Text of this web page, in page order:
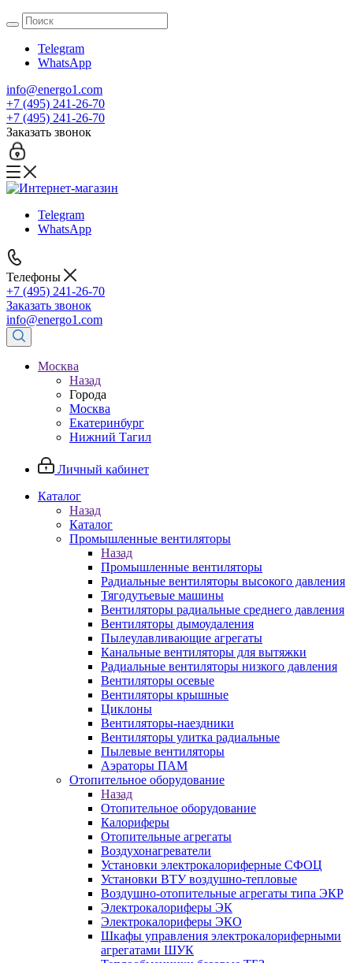
Telegram
WhatsApp
info@energo1.com
+7 (495) 241-26-70
+7 (495) 241-26-70
Заказать звонок
Telegram
WhatsApp
Телефоны
+7 (495) 241-26-70
Заказать звонок
info@energo1.com
Москва
Назад
Города
Москва
Екатеринбург
Нижний Тагил
Личный кабинет
Каталог
Назад
Каталог
Промышленные вентиляторы
Назад
Промышленные вентиляторы
Радиальные вентиляторы высокого давления
Тягодутьевые машины
Вентиляторы радиальные среднего давления
Вентиляторы дымоудаления
Пылеулавливающие агрегаты
Канальные вентиляторы для вытяжки
Радиальные вентиляторы низкого давления
Вентиляторы осевые
Вентиляторы крышные
Циклоны
Вентиляторы-наездники
Вентиляторы улитка радиальные
Пылевые вентиляторы
Аэраторы ПАМ
Отопительное оборудование
Назад
Отопительное оборудование
Калориферы
Отопительные агрегаты
Воздухонагреватели
Установки электрокалориферные СФОЦ
Установки ВТУ воздушно-тепловые
Воздушно-отопительные агрегаты типа ЭКР
Электрокалориферы ЭК
Электрокалориферы ЭКО
Шкафы управления электрокалориферными
агрегатами ШУК